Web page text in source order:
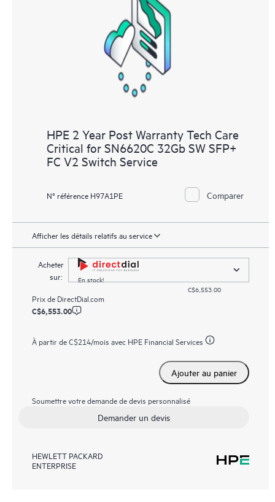
HPE 2 Year Post Warranty Tech Care
Critical for SN6620C 32Gb SW SFP+
FC V2 Switch Service
N° référence H97A1PE Comparer
Afficher les détails relatifs au service
Acheter
sur:
En stock!
C$6,553.00
Prix de DirectDial.com
C$6,553.00
À partir deC$214/mois avec HPE Financial Services
Ajouter au panier
Soumettre votre demande de devis personnalisé
Demander un devis
HEWLETT PACKARD
ENTERPRISE